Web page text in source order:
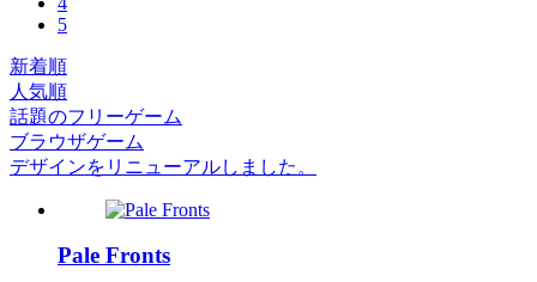
5
新着順
人気順
話題のフリーゲーム
ブラウザゲーム
デザインをリニューアルしました。
Pale Fronts